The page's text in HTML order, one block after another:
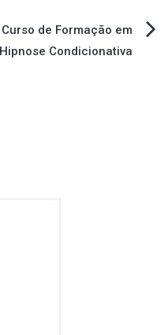
Curso de Formação em
Hipnose Condicionativa